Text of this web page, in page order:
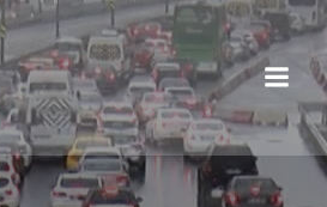
İçeriğe
geç